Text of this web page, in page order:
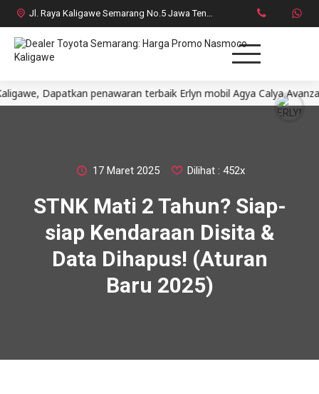
Jl. Raya Kaligawe Semarang No.5 Jawa Tengah
Home
HatchBack
Comercial
Dapatkan penawaran terbaik Erlyn mobil Agya Calya Avanza
17 Maret 2025 Dilihat : 452x
STNK Mati 2 Tahun? Siap-
siap Kendaraan Disita &
Data Dihapus! (Aturan
Baru 2025)